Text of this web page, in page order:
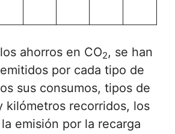
ahorros en CO2, se han
por cada tipo de
sus consumos, tipos de
kilómetros recorridos, los
emisión por la recarga